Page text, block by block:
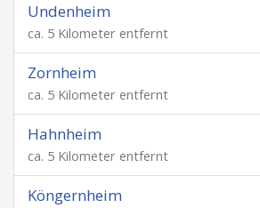
Undenheim
ca. 5 Kilometer entfernt
Zornheim
ca. 5 Kilometer entfernt
Hahnheim
ca. 5 Kilometer entfernt
Köngernheim